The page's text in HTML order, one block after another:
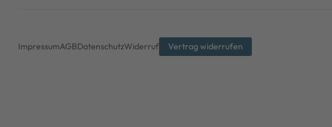
ImpressumAGBDatenschutzWiderruf Vertrag widerrufen